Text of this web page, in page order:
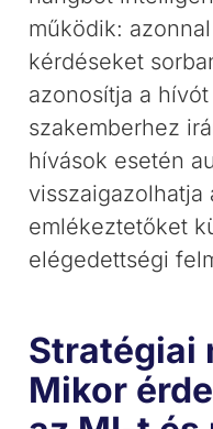
működik:
kérdéseket
azonosítja a
szakemberhez
hívások esetén
emlékeztetőket
elégedettségi
Stratégiai
Mikor